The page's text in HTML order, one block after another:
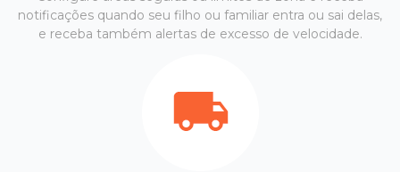
notificações quando seu filho ou familiar entra ou sai delas,
e receba também alertas de excesso de velocidade.